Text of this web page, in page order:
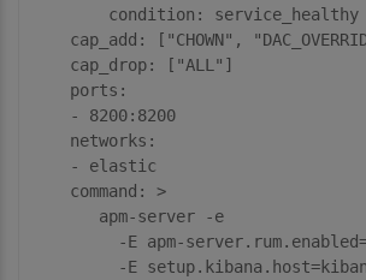
condition:
service_healthy
cap_add:
[ "CHOWN" ,
cap_drop:
[ "ALL" ]
ports:
-
8200:8200
networks:
-
elastic
command:
>
       apm-server -e
-E apm-
-E